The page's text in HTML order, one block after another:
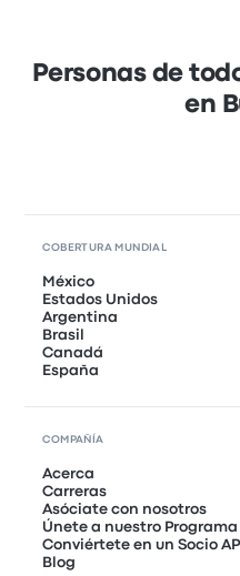
Personas de
en
COBERTURA MUNDIAL
México
Estados Unidos
Argentina
Brasil
Canadá
España
COMPAÑÍA
Acerca
Carreras
Asóciate con nosotros
Únete a nuestro
Conviértete en un Socio API
Blog